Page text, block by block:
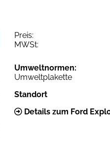
Preis:
MWSt:
Umweltnormen:
Umweltplakette
Standort
Details zum Ford